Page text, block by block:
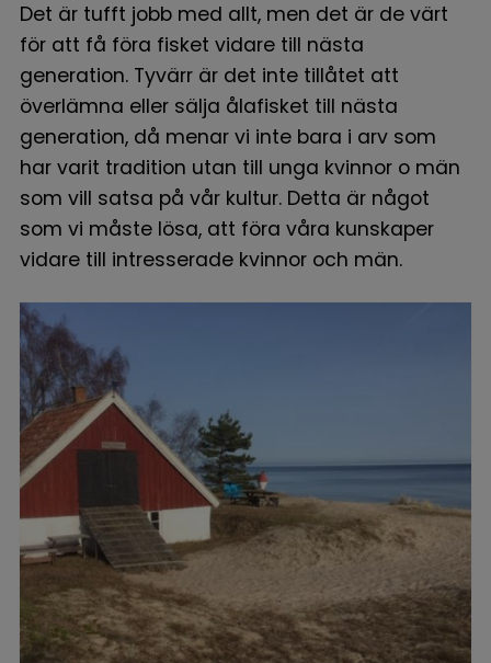
Det är tufft jobb med allt, men det är de värt
för att få föra fisket vidare till nästa
generation. Tyvärr är det inte tillåtet att
överlämna eller sälja ålafisket till nästa
generation, då menar vi inte bara i arv som
har varit tradition utan till unga kvinnor o män
som vill satsa på vår kultur. Detta är något
som vi måste lösa, att föra våra kunskaper
vidare till intresserade kvinnor och män.